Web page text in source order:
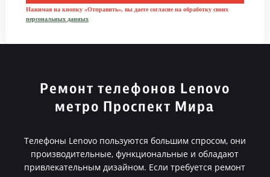
Нажимая на кнопку «Отправить», вы даете согласие на обработку своих
персональных данных
Ремонт телефонов Lenovo
метро Проспект Мира
Телефоны Lenovo пользуются большим спросом, они
производительные, функциональные и обладают
привлекательным дизайном. Если требуется ремонт